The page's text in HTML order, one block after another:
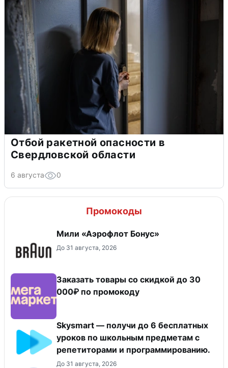
Отбой ракетной опасности в
Свердловской области
6 августа 0
Промокоды
Мили «Аэрофлот Бонус»
До 31 августа, 2026
Заказать товары со скидкой до 30
000₽ по промокоду
Skysmart — получи до 6 бесплатных
уроков по школьным предметам с
репетиторами и программированию.
До 31 августа, 2026